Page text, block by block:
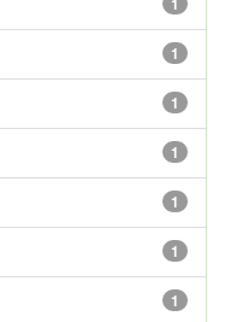
1
1
1
1
1
1